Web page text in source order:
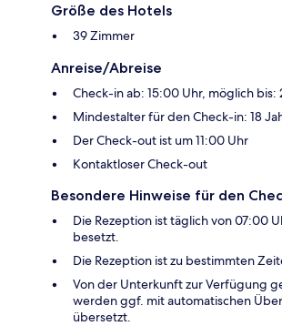
Größe des Hotels
39 Zimmer
Anreise/Abreise
Check-in ab: 15:00 Uhr, möglich bis:
Mindestalter für den Check-in: 18
Der Check-out ist um 11:00 Uhr
Kontaktloser Check-out
Besondere Hinweise für den
Die Rezeption ist täglich von 07:00
besetzt.
Die Rezeption ist zu bestimmten
Von der Unterkunft zur Verfügung
werden ggf. mit automatischen
übersetzt.